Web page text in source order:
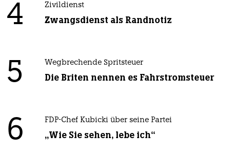
4 Zivildienst
Zwangsdienst als Randnotiz
5 Wegbrechende Spritsteuer
Die Briten nennen es Fahrstromsteuer
6 FDP-Chef Kubicki über seine Partei
„Wie Sie sehen, lebe ich“